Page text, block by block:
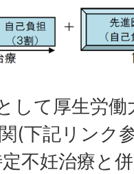
して厚生労
(下記リンク
不妊治療と